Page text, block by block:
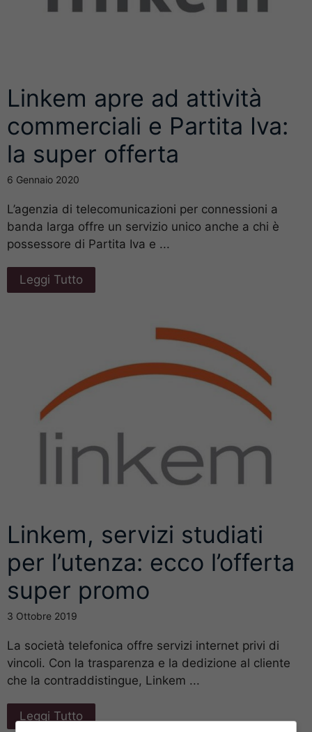
Linkem apre ad attività
commerciali e Partita Iva:
la super offerta
6 Gennaio 2020
L’agenzia di telecomunicazioni per connessioni a
banda larga offre un servizio unico anche a chi è
possessore di Partita Iva e ...
Leggi Tutto
Linkem, servizi studiati
per l’utenza: ecco l’offerta
super promo
3 Ottobre 2019
La società telefonica offre servizi internet privi di
vincoli. Con la trasparenza e la dedizione al cliente
che la contraddistingue, Linkem ...
Leggi Tutto